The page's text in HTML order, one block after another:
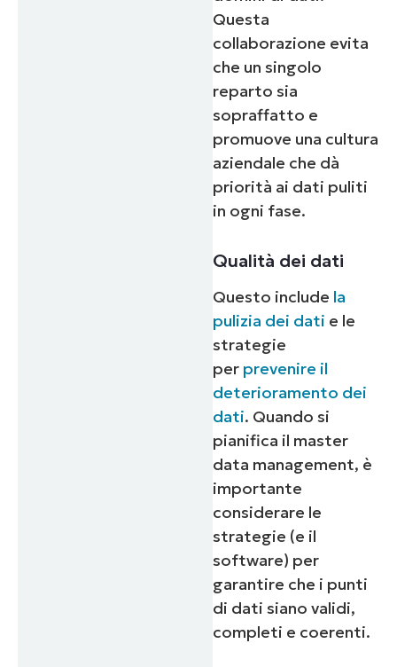
Questa
collaborazione evita
che un singolo
reparto sia
sopraffatto e
promuove una cultura
aziendale che dà
priorità ai dati puliti
in ogni fase.
Qualità dei dati
Questo include la
pulizia dei dati e le
strategie
per prevenire il
deterioramento dei
dati. Quando si
pianifica il master
data management, è
importante
considerare le
strategie (e il
software) per
garantire che i punti
di dati siano validi,
completi e coerenti.